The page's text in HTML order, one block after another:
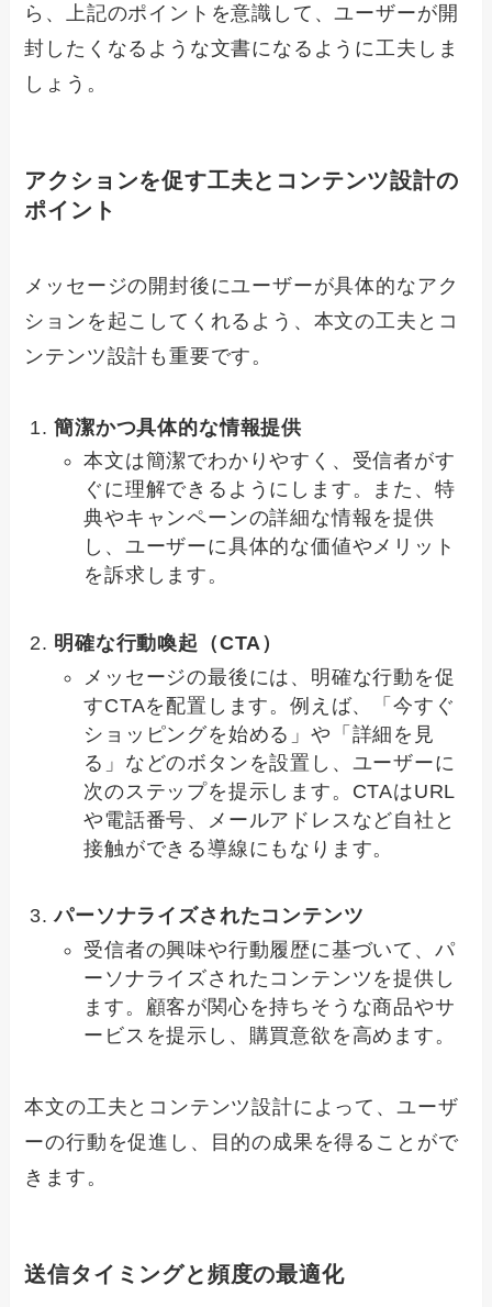
ら、上記のポイントを意識して、ユーザーが開
封したくなるような文書になるように工夫しま
しょう。
アクションを促す工夫とコンテンツ設計の
ポイント
メッセージの開封後にユーザーが具体的なアク
ションを起こしてくれるよう、本文の工夫とコ
ンテンツ設計も重要です。
簡潔かつ具体的な情報提供
本文は簡潔でわかりやすく、受信者がす
ぐに理解できるようにします。また、特
典やキャンペーンの詳細な情報を提供
し、ユーザーに具体的な価値やメリット
を訴求します。
明確な行動喚起（CTA）
メッセージの最後には、明確な行動を促
すCTAを配置します。例えば、「今すぐ
ショッピングを始める」や「詳細を見
る」などのボタンを設置し、ユーザーに
次のステップを提示します。CTAはURL
や電話番号、メールアドレスなど自社と
接触ができる導線にもなります。
パーソナライズされたコンテンツ
受信者の興味や行動履歴に基づいて、パ
ーソナライズされたコンテンツを提供し
ます。顧客が関心を持ちそうな商品やサ
ービスを提示し、購買意欲を高めます。
本文の工夫とコンテンツ設計によって、ユーザ
ーの行動を促進し、目的の成果を得ることがで
きます。
送信タイミングと頻度の最適化